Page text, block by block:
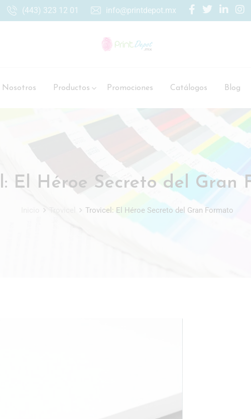
(443) 323 12 01 info@printdepot.mx
Nosotros Productos Promociones Catálogos Blog
El Héroe Secreto del Gran
Trovicel: El Héroe Secreto del Gran Formato